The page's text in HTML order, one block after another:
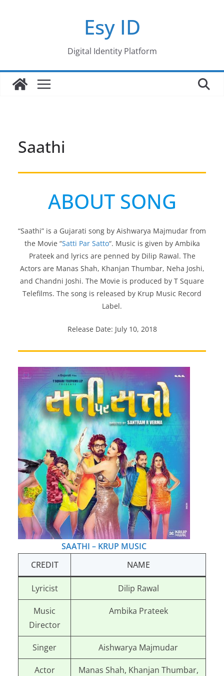
Esy ID
Digital Identity Platform
Saathi
ABOUT SONG
“Saathi” is a Gujarati song by Aishwarya Majmudar from
the Movie “Satti Par Satto“. Music is given by Ambika
Prateek and lyrics are penned by Dilip Rawal. The
Actors are Manas Shah, Khanjan Thumbar, Neha Joshi,
and Chandni Joshi. The Movie is produced by T Square
Telefilms. The song is released by Krup Music Record
Label.
Release Date: July 10, 2018
SAATHI – KRUP MUSIC
CREDIT
NAME
Lyricist Dilip Rawal
Music
Director
Ambika Prateek
Singer Aishwarya Majmudar
Actor
Manas Shah, Khanjan Thumbar,